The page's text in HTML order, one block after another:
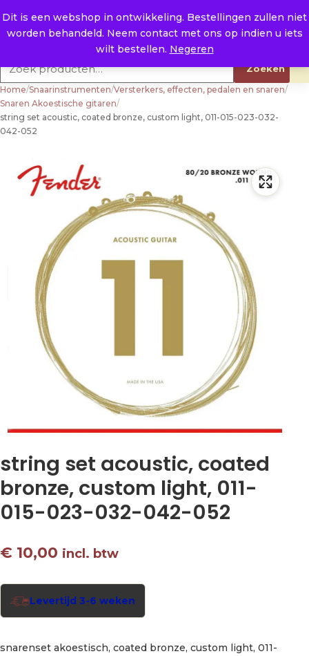
Dit is een webshop in ontwikkeling. Bestellingen zullen niet
worden behandeld. Neem contact met ons op indien u iets
wilt bestellen. Negeren
E. info@raysland.nl
Productcategorieën
Zoeken
Home/Snaarinstrumenten/Versterkers, effecten, pedalen en snaren/
Snaren Akoestische gitaren/
string set acoustic, coated bronze, custom light, 011-015-023-032-
042-052
string set acoustic, coated
bronze, custom light, 011-
015-023-032-042-052
€ 10,00 incl. btw
Levertijd 3-6 weken
snarenset akoestisch, coated bronze, custom light, 011-